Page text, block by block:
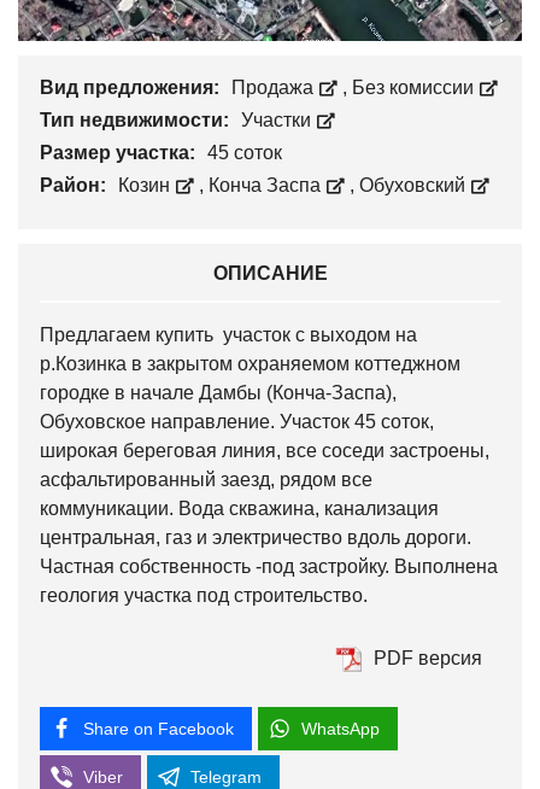
Вид предложения: Продажа , Без комиссии
Тип недвижимости:
Участки
Размер участка:
45 соток
Район:
Козин , Конча Заспа , Обуховский
ОПИСАНИЕ
Предлагаем купить участок с выходом на
р.Козинка в закрытом охраняемом коттеджном
городке в начале Дамбы (Конча-Заспа),
Обуховское направление. Участок 45 соток,
широкая береговая линия, все соседи застроены,
асфальтированный заезд, рядом все
коммуникации. Вода скважина, канализация
центральная, газ и электричество вдоль дороги.
Частная собственность -под застройку. Выполнена
геология участка под строительство.
PDF версия
Share on Facebook WhatsApp
Viber Telegram